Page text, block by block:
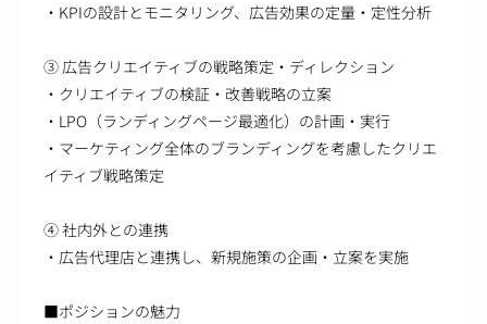
・KPIの設計とモニタリング、広告効果の定量・定性分析
③ 広告クリエイティブの戦略策定・ディレクション
・クリエイティブの検証・改善戦略の立案
・LPO（ランディングページ最適化）の計画・実行
・マーケティング全体のブランディングを考慮したクリエ
イティブ戦略策定
④ 社内外との連携
・広告代理店と連携し、新規施策の企画・立案を実施
■ポジションの魅力